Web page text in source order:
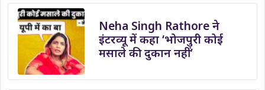
Neha Singh Rathore ने
इंटरव्यू में कहा ‘भोजपुरी कोई
मसाले की दुकान नहीं’